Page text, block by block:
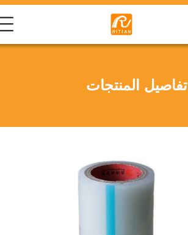
تفاصيل المنتجات